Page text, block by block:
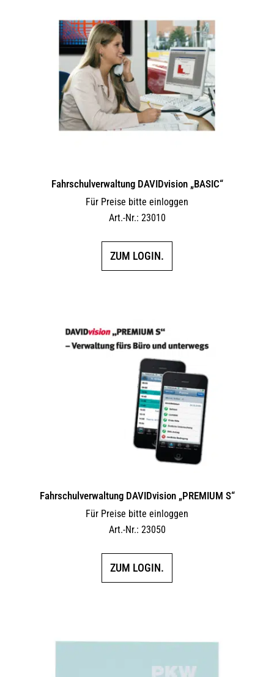
Fahrschulverwaltung DAVIDvision „BASIC“
Für Preise bitte einloggen
Art.-Nr.: 23010
ZUM LOGIN.
Fahrschulverwaltung DAVIDvision „PREMIUM S“
Für Preise bitte einloggen
Art.-Nr.: 23050
ZUM LOGIN.